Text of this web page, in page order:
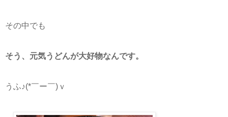
その中でも
そう、元気うどんが大好物なんです。
うふ♪(*￣ー￣)ｖ